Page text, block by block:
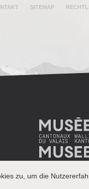
SITEMAP
zu, um die